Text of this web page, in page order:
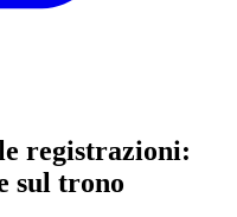
registrazioni:
sul trono